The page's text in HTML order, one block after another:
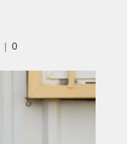
| 0